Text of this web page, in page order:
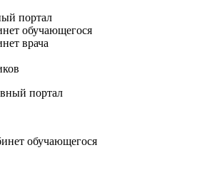
портал
обучающегося
врача
портал
обучающегося